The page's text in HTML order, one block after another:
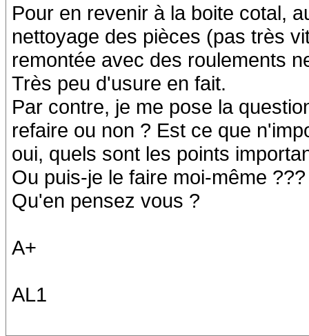
Pour en revenir à la boite cotal,
nettoyage des pièces (pas très
remontée avec des roulements
Très peu d'usure en fait.
Par contre, je me pose la
refaire ou non ? Est ce que
oui, quels sont les points
Ou puis-je le faire moi-même ???
Qu'en pensez vous ?
A+
AL1